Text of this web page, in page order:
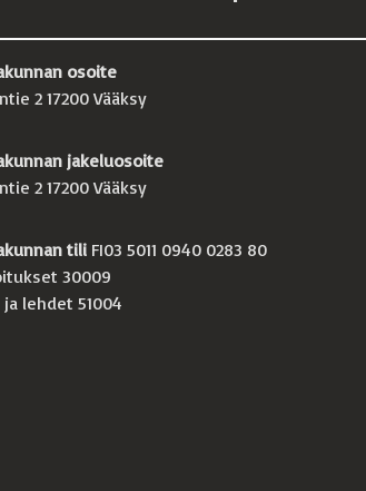
osoite
2 17200 Vääksy
jakeluosoite
2 17200 Vääksy
tili FI03 5011 0940 0283 80
30009
ja lehdet 51004